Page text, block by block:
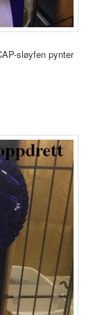
sløyfen pynter